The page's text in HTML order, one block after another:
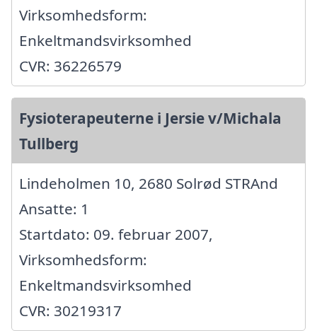
Virksomhedsform:
Enkeltmandsvirksomhed
CVR: 36226579
Fysioterapeuterne i Jersie v/Michala
Tullberg
Lindeholmen 10, 2680 Solrød STRAnd
Ansatte: 1
Startdato: 09. februar 2007,
Virksomhedsform:
Enkeltmandsvirksomhed
CVR: 30219317